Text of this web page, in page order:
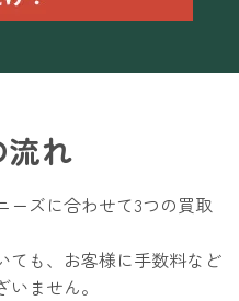
流れ
ーズに合わせて3つの買取
ても、お客様に手数料など
ません。